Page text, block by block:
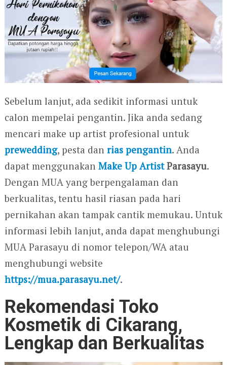
Sebelum lanjut, ada sedikit informasi untuk
calon mempelai pengantin. Jika anda sedang
mencari make up artist profesional untuk
prewedding, pesta dan rias pengantin. Anda
dapat menggunakan Make Up ArtistParasayu.
Dengan MUA yang berpengalaman dan
berkualitas, tentu hasil riasan pada hari
pernikahan akan tampak cantik memukau. Untuk
informasi lebih lanjut, anda dapat menghubungi
MUA Parasayu di nomor telepon/WA atau
menghubungi website
https://mua.parasayu.net/.
Rekomendasi Toko
Kosmetik di Cikarang,
Lengkap dan Berkualitas